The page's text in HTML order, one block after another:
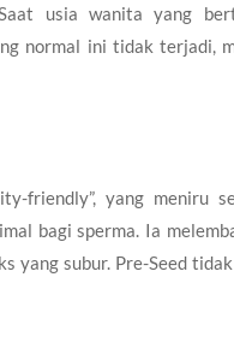
usia wanita yang
normal ini tidak terjadi,
friendly”, yang meniru
bagi sperma. Ia
subur. Pre-Seed